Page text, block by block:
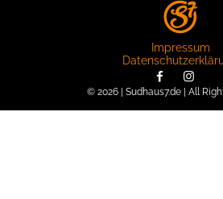
© 2026 | Sudhaus7.de | All
Impressum